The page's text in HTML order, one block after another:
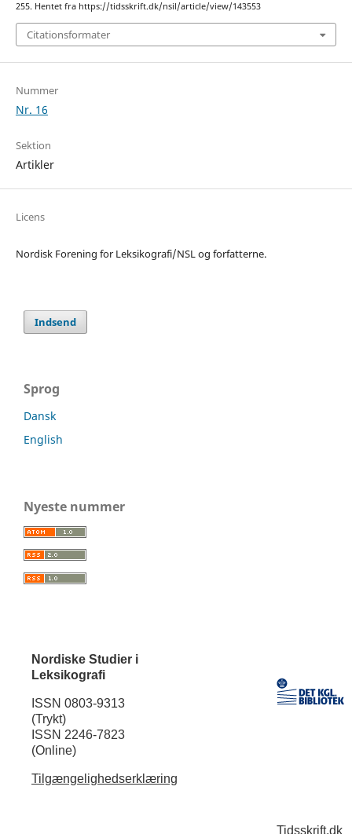
255. Hentet fra https://tidsskrift.dk/nsil/article/view/143553
Citationsformater
Nummer
Nr. 16
Sektion
Artikler
Licens
Nordisk Forening for Leksikografi/NSL og forfatterne.
Indsend
Sprog
Dansk
English
Nyeste nummer
Nordiske Studier i
Leksikografi
ISSN 0803-9313
(Trykt)
ISSN 2246-7823
(Online)
Tilgængelighedserklæring